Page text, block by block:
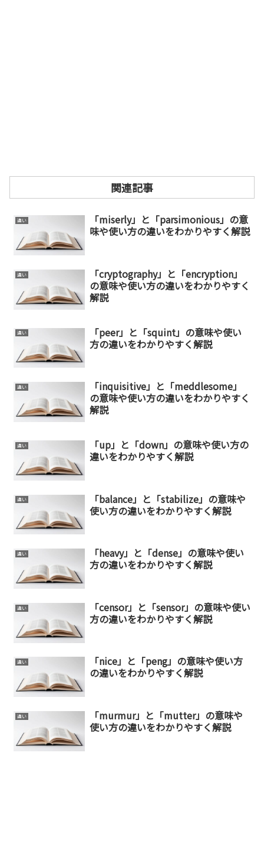
関連記事
違い
「miserly」と「parsimonious」の意
味や使い方の違いをわかりやすく解説
違い
「cryptography」と「encryption」
の意味や使い方の違いをわかりやすく
解説
違い
「peer」と「squint」の意味や使い
方の違いをわかりやすく解説
違い
「inquisitive」と「meddlesome」
の意味や使い方の違いをわかりやすく
解説
違い
「up」と「down」の意味や使い方の
違いをわかりやすく解説
違い
「balance」と「stabilize」の意味や
使い方の違いをわかりやすく解説
違い
「heavy」と「dense」の意味や使い
方の違いをわかりやすく解説
違い
「censor」と「sensor」の意味や使い
方の違いをわかりやすく解説
違い
「nice」と「peng」の意味や使い方
の違いをわかりやすく解説
違い
「murmur」と「mutter」の意味や
使い方の違いをわかりやすく解説